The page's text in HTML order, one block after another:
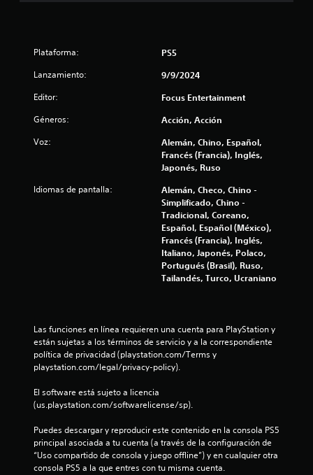
a
e
n
u
n
o
t
d
e
Plataforma: PS5
Lanzamiento: 9/9/2024
Editor: Focus Entertainment
Géneros: Acción, Acción
Voz:
Alemán, Chino, Español,
Francés (Francia), Inglés,
Japonés, Ruso
Idiomas de pantalla:
Alemán, Checo, Chino -
Simplificado, Chino -
Tradicional, Coreano,
Español, Español (México),
Francés (Francia), Inglés,
Italiano, Japonés, Polaco,
Portugués (Brasil), Ruso,
Tailandés, Turco, Ucraniano
Las funciones en línea requieren una cuenta para PlayStation y
están sujetas a los términos de servicio y a la correspondiente
política de privacidad (playstation.com/Terms y
playstation.com/legal/privacy-policy).
El software está sujeto a licencia
(us.playstation.com/softwarelicense/sp).
Puedes descargar y reproducir este contenido en la consola PS5
principal asociada a tu cuenta (a través de la configuración de
“Uso compartido de consola y juego offline”) y en cualquier otra
consola PS5 a la que entres con tu misma cuenta.